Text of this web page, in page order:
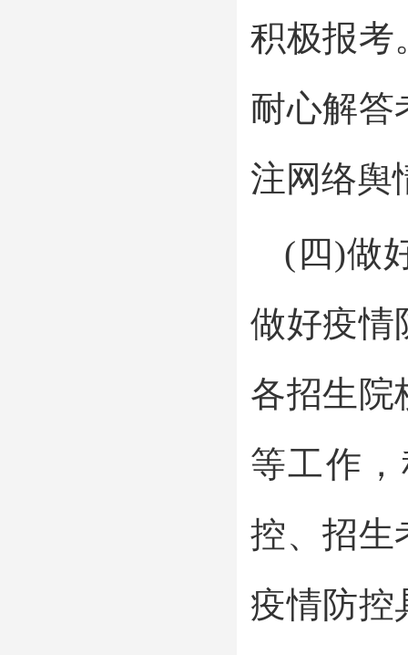
积极报考
耐心解答
注网络舆
(四)做
做好疫情
各招生院
等工作
控、招生
疫情防控